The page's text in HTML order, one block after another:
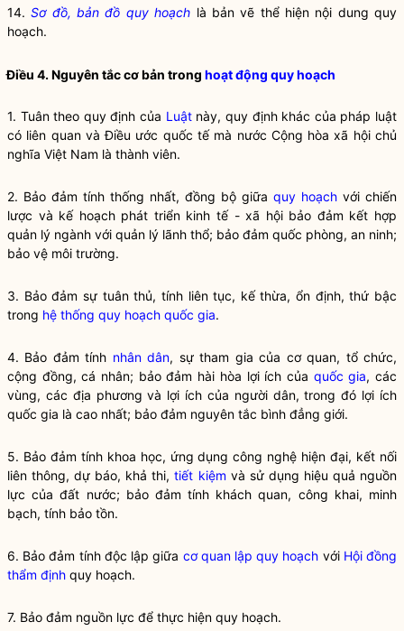
14.Sơ đồ, bản đồ quy hoạch là bản vẽ thể hiện nội dung quy
hoạch.
Điều 4. Nguyên tắc cơ bản trong hoạt động quy hoạch
1. Tuân theo quy định của Luậtnày, quy định khác của pháp luật
có liên quan và Điều ước quốc tế mà nước Cộng hòa xã hội chủ
nghĩa Việt Nam là thành viên.
2. Bảo đảm tính thống nhất, đồng bộ giữa quy hoạch với chiến
lược và kế hoạch phát triển kinh tế - xã hội bảo đảm kết hợp
quản lý ngành với quản lý lãnh thổ; bảo đảm quốc phòng, an ninh;
bảo vệ môi trường.
3. Bảo đảm sự tuân thủ, tính liên tục, kế thừa, ổn định, thứ bậc
trong hệ thống quy hoạch quốc gia.
4. Bảo đảm tính nhân dân, sự tham gia của cơ quan, tổ chức,
cộng đồng, cá nhân; bảo đảm hài hòa lợi ích của quốc gia, các
vùng, các địa phương và lợi ích của người dân, trong đó lợi ích
quốc gia là cao nhất; bảo đảm nguyên tắc bình đẳng giới.
5. Bảo đảm tính khoa học, ứng dụng công nghệ hiện đại, kết nối
liên thông, dự báo, khả thi,tiết kiệm và sử dụng hiệu quả nguồn
lực của đất nước; bảo đảm tính khách quan, công khai, minh
bạch, tính bảo tồn.
6. Bảo đảm tính độc lập giữa cơ quan lập quy hoạch với Hội đồng
thẩm định quy hoạch.
7. Bảo đảm nguồn lực để thực hiện quy hoạch.